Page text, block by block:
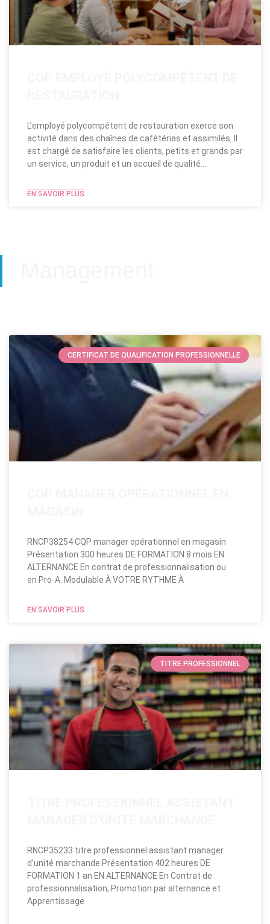
L’employé polycompétent de restauration exerce son
activité dans des chaînes de cafétérias et assimilés. Il
est chargé de satisfaire les clients, petits et grands par
un service, un produit et un accueil de qualité…
EN SAVOIR PLUS
CERTIFICAT DE QUALIFICATION PROFESSIONNELLE
RNCP38254 CQP manager opérationnel en magasin
Présentation 300 heures DE FORMATION 8 mois EN
ALTERNANCE En contrat de professionnalisation ou
en Pro-A. Modulable​ À VOTRE RYTHME À
EN SAVOIR PLUS
TITRE PROFESSIONNEL
RNCP35233 titre professionnel assistant manager
d’unité marchande Présentation 402 heures DE
FORMATION 1 an EN ALTERNANCE En Contrat de
professionnalisation, Promotion par alternance et
Apprentissage